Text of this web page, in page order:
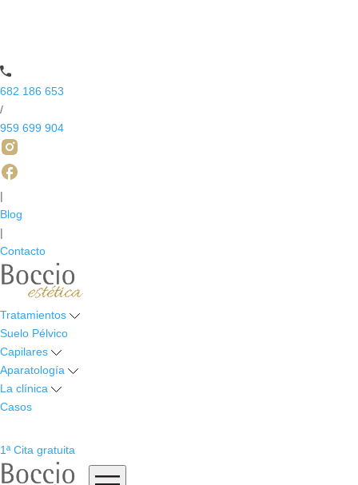
682 186 653
/
959 699 904
|
Blog
|
Contacto
Tratamientos
Suelo Pélvico
Capilares
Aparatología
La clínica
Casos
1ª Cita gratuita